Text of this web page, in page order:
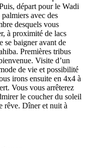
départ pour le Wadi
avec des
desquels vous
à proximité de lacs
se baigner avant de
Premières tribus
Visite d’un
de vie et possibilité
irons ensuite en 4x4 à
Vous vous arrêterez
le coucher du soleil
rêve. Dîner et nuit à